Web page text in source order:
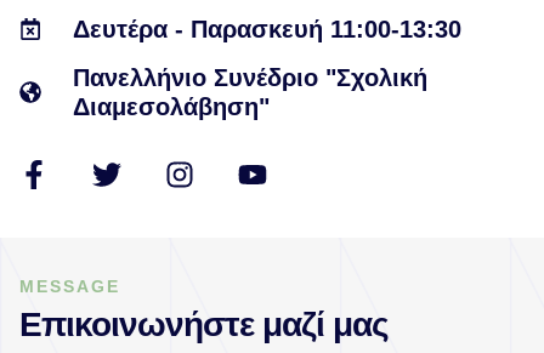
Δευτέρα - Παρασκευή 11:00-13:30
Πανελλήνιο Συνέδριο "Σχολική
Διαμεσολάβηση"
MESSAGE
Επικοινωνήστε μαζί μας